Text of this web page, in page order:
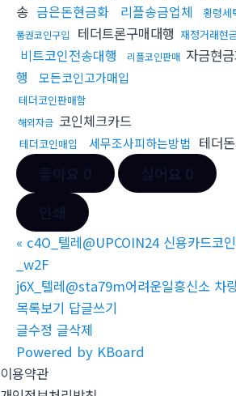
송 금은돈현금화 리플송금업체 횡령세
품권코인구입
테더트론구매대행 재정거래현
비트코인전송대행 리플코인판매 자금현
행
모든코인고가매입
테더코인판매함
해외자금 코인체크카드
테더코인매입 세무조사피하는방법 테더
« c4O_텔레@UPCOIN24 신용카드코
_w2F
j6X_텔레@sta79m어려운일흥신소 차
목록보기 답글쓰기
글수정 글삭제
Powered by KBoard
이용약관